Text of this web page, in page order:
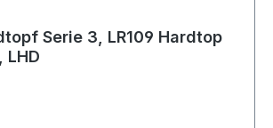
Serie 3, LR109 Hardtop
LHD